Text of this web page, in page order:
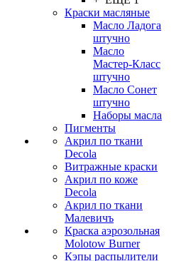
Краски масляные
Масло Ладога
штучно
Масло
Мастер-Класс
штучно
Масло Сонет
штучно
Наборы масла
Пигменты
Акрил по ткани
Decola
Витражные краски
Акрил по коже
Decola
Акрил по ткани
Малевичъ
Краска аэрозольная
Molotow Burner
Кэпы распылители